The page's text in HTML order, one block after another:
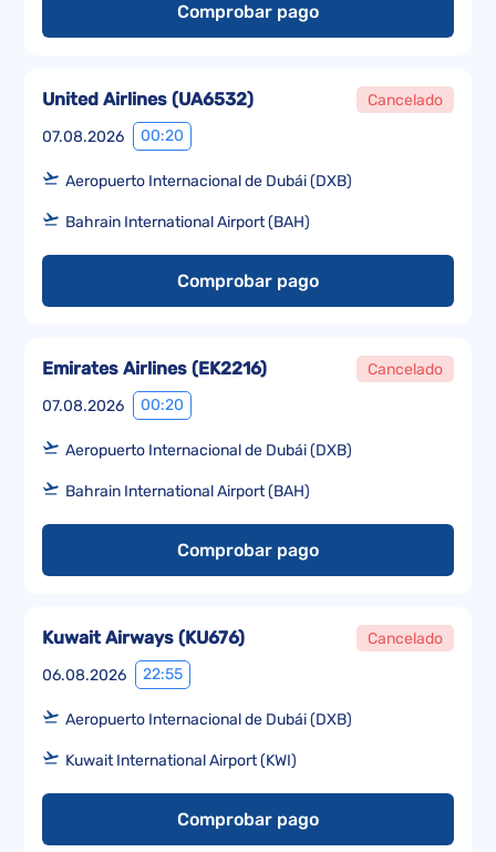
Comprobar pago
07.08.2026 00:20
United Airlines (UA6532) Cancelado
Aeropuerto Internacional de Dubái (DXB)
Bahrain International Airport (BAH)
Comprobar pago
07.08.2026 00:20
Emirates Airlines (EK2216) Cancelado
Aeropuerto Internacional de Dubái (DXB)
Bahrain International Airport (BAH)
Comprobar pago
06.08.2026 22:55
Kuwait Airways (KU676) Cancelado
Aeropuerto Internacional de Dubái (DXB)
Kuwait International Airport (KWI)
Comprobar pago